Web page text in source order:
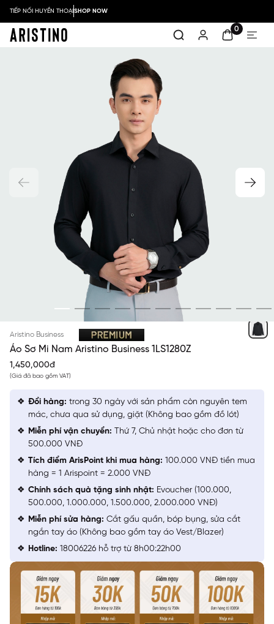
TIẾP NỐI HUYỀN THOẠISHOP NOW
0
Aristino Business
Áo Sơ Mi Nam Aristino Business 1LS1280Z
1,450,000đ
(Giá đã bao gồm VAT)
Đổi hàng: trong 30 ngày với sản phẩm còn nguyên tem
mác, chưa qua sử dụng, giặt (Không bao gồm đồ lót)
Miễn phí vận chuyển: Thứ 7, Chủ nhật hoặc cho đơn từ
500.000 VNĐ
Tích điểm ArisPoint khi mua hàng: 100.000 VNĐ tiền mua
hàng = 1 Arispoint = 2.000 VNĐ
Chính sách quà tặng sinh nhật: Evoucher (100.000,
500.000, 1.000.000, 1.500.000, 2.000.000 VNĐ)
Miễn phí sửa hàng: Cắt gấu quần, bóp bụng, sửa cắt
ngắn tay áo (Không bao gồm tay áo Vest/Blazer)
Hotline: 18006226 hỗ trợ từ 8h00:22h00